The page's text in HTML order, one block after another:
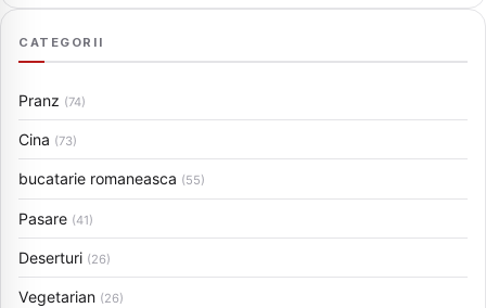
CATEGORII
Pranz (74)
Cina (73)
bucatarie romaneasca (55)
Pasare (41)
Deserturi (26)
Vegetarian (26)